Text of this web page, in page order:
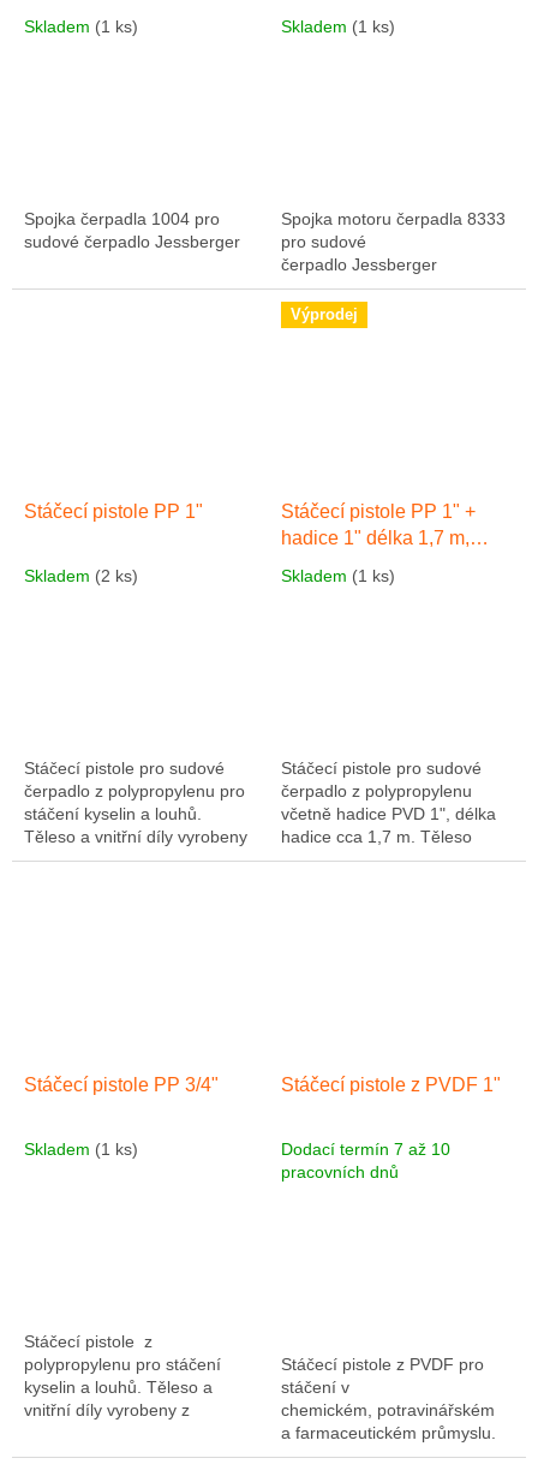
Skladem (1 ks)
Spojka čerpadla 1004 pro
sudové čerpadlo Jessberger
Skladem (1 ks)
Spojka motoru čerpadla 8333
pro sudové
čerpadlo Jessberger
Stáčecí pistole PP 1"
Skladem (2 ks)
Stáčecí pistole pro sudové
čerpadlo z polypropylenu pro
stáčení kyselin a louhů.
Těleso a vnitřní díly vyrobeny
z polypropylenu, sedlo ventilu
Výprodej
Stáčecí pistole PP 1" +
hadice 1" délka 1,7 m,
PVC s koncovkou
Skladem (1 ks)
Stáčecí pistole pro sudové
čerpadlo z polypropylenu
včetně hadice PVD 1", délka
hadice cca 1,7 m. Těleso
stáčecí pistole a vnitřní díly
Stáčecí pistole PP 3/4"
Skladem (1 ks)
Stáčecí pistole z
polypropylenu pro stáčení
kyselin a louhů. Těleso a
vnitřní díly vyrobeny z
O-kroužky z vitonu (FMP),
Stáčecí pistole z PVDF 1"
Dodací termín 7 až 10
pracovních dnů
Stáčecí pistole z PVDF pro
stáčení v
chemickém, potravinářském
a farmaceutickém průmyslu.
Těleso a vnitřní díly vyrobeny